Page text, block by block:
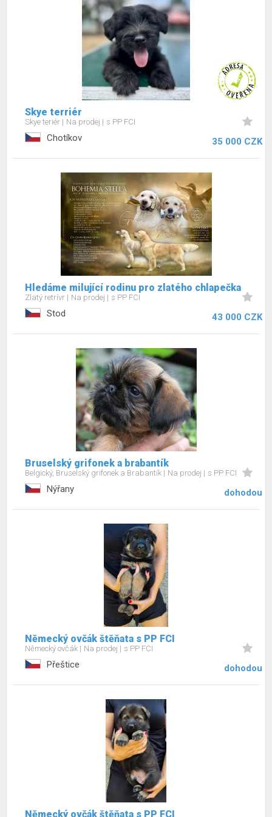
Skye terriér
Skye teriér Na prodej s PP FCI
Chotíkov 35 000 CZK
Hledáme milující rodinu pro zlatého chlapečka
Zlatý retrívr Na prodej s PP FCI
Stod 43 000 CZK
Bruselský grifonek a brabantík
Belgický, Bruselský grifonek a Brabantík Na prodej s PP FCI
Nýřany dohodou
Německý ovčák štěňata s PP FCI
Německý ovčák Na prodej s PP FCI
Přeštice dohodou
Německý ovčák štěňata s PP FCI